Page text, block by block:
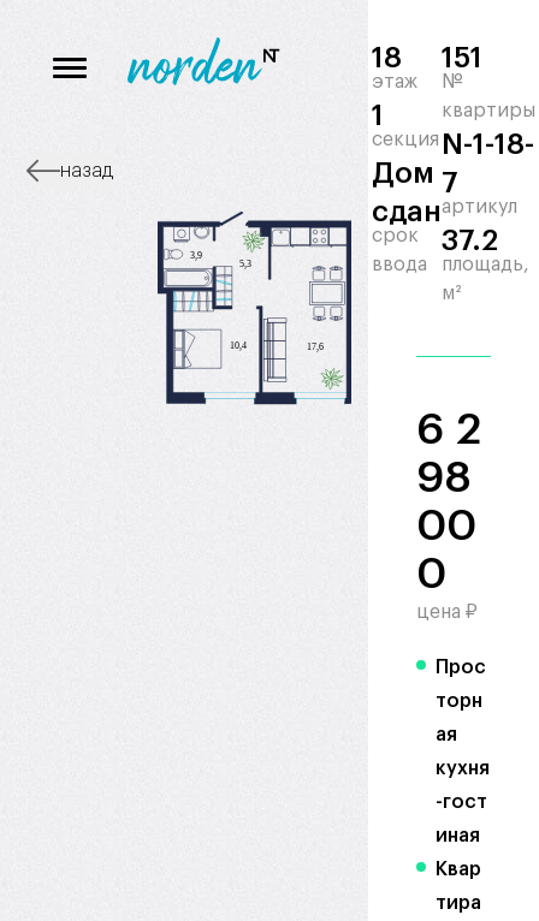
назад
18
этаж
1
секция
Дом
сдан
срок
ввода
151
№
квартиры
N-1-18-
7
артикул
37.2
площадь,
м²
6 2
98
00
0
цена ₽
Прос
торн
ая
кухня
-гост
иная
Квар
тира